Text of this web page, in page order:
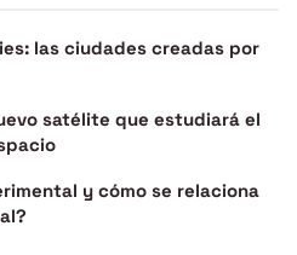
las ciudades creadas por
satélite que estudiará el
y cómo se relaciona